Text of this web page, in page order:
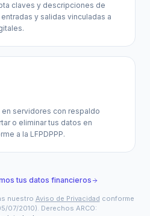
claves y descripciones de
y salidas vinculadas a
en servidores con respaldo
o eliminar tus datos en
a la LFPDPPP.
tus datos financieros
nuestro Aviso de Privacidad conforme
07/2010). Derechos ARCO: